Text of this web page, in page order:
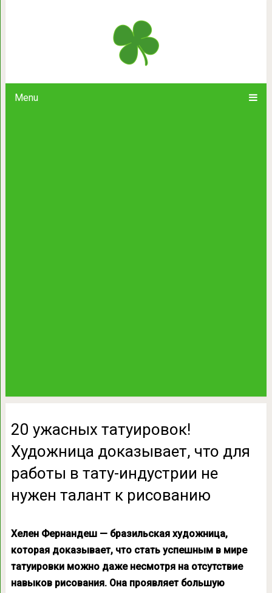
Menu
20 ужасных татуировок!
тату-индустрии не нужен
20 ужасных татуировок!
Художница доказывает, что для
работы в тату-индустрии не
нужен талант к рисованию
Хелен Фернандеш — бразильская художница,
которая доказывает, чтостать успешным в мире
татуировкиможно даженесмотря на отсутствие
навыков рисования. Она проявляет большую